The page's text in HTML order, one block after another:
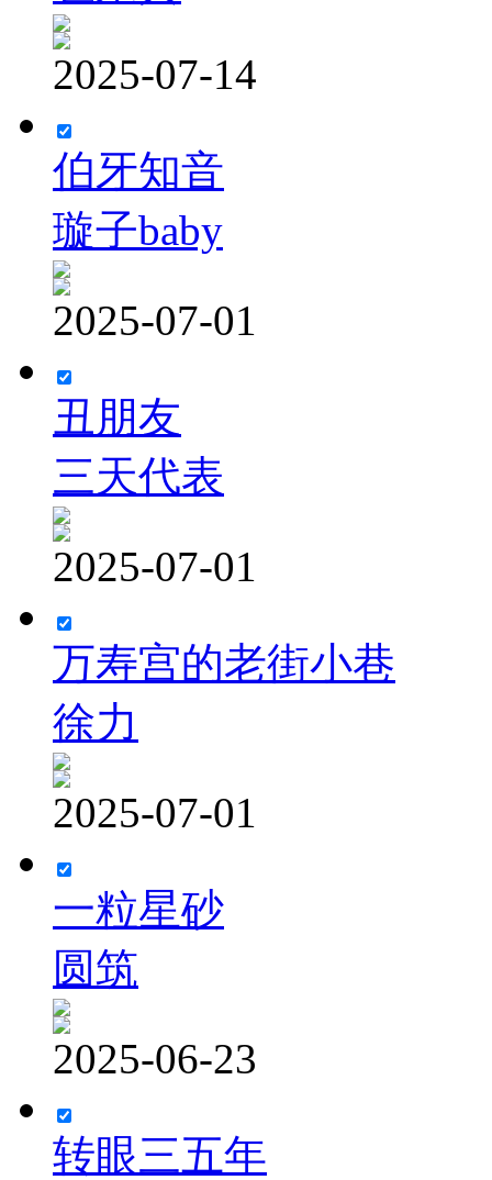
2025-07-14
伯牙知音
璇子baby
2025-07-01
丑朋友
三天代表
2025-07-01
万寿宫的老街小巷
徐力
2025-07-01
一粒星砂
圆筑
2025-06-23
转眼三五年